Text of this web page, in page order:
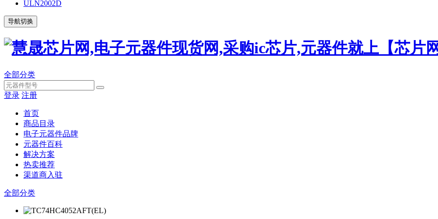
ULN2002D
导航切换
全部分类
登录 注册
首页
商品目录
电子元器件品牌
元器件百科
解决方案
热卖推荐
渠道商入驻
全部分类